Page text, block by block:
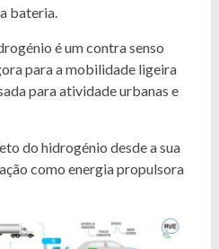
bateria.
é um contra senso
para a mobilidade ligeira
para atividade urbanas e
do hidrogénio desde a sua
como energia propulsora